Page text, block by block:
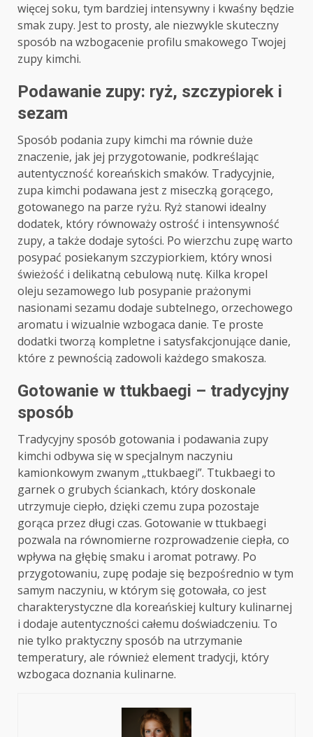
więcej soku, tym bardziej intensywny i kwaśny będzie
smak zupy. Jest to prosty, ale niezwykle skuteczny
sposób na wzbogacenie profilu smakowego Twojej
zupy kimchi.
Podawanie zupy: ryż, szczypiorek i
sezam
Sposób podania zupy kimchi ma równie duże
znaczenie, jak jej przygotowanie, podkreślając
autentyczność koreańskich smaków. Tradycyjnie,
zupa kimchi podawana jest z miseczką gorącego,
gotowanego na parze ryżu. Ryż stanowi idealny
dodatek, który równoważy ostrość i intensywność
zupy, a także dodaje sytości. Po wierzchu zupę warto
posypać posiekanym szczypiorkiem, który wnosi
świeżość i delikatną cebulową nutę. Kilka kropel
oleju sezamowego lub posypanie prażonymi
nasionami sezamu dodaje subtelnego, orzechowego
aromatu i wizualnie wzbogaca danie. Te proste
dodatki tworzą kompletne i satysfakcjonujące danie,
które z pewnością zadowoli każdego smakosza.
Gotowanie w ttukbaegi – tradycyjny
sposób
Tradycyjny sposób gotowania i podawania zupy
kimchi odbywa się w specjalnym naczyniu
kamionkowym zwanym „ttukbaegi”. Ttukbaegi to
garnek o grubych ściankach, który doskonale
utrzymuje ciepło, dzięki czemu zupa pozostaje
gorąca przez długi czas. Gotowanie w ttukbaegi
pozwala na równomierne rozprowadzenie ciepła, co
wpływa na głębię smaku i aromat potrawy. Po
przygotowaniu, zupę podaje się bezpośrednio w tym
samym naczyniu, w którym się gotowała, co jest
charakterystyczne dla koreańskiej kultury kulinarnej
i dodaje autentyczności całemu doświadczeniu. To
nie tylko praktyczny sposób na utrzymanie
temperatury, ale również element tradycji, który
wzbogaca doznania kulinarne.